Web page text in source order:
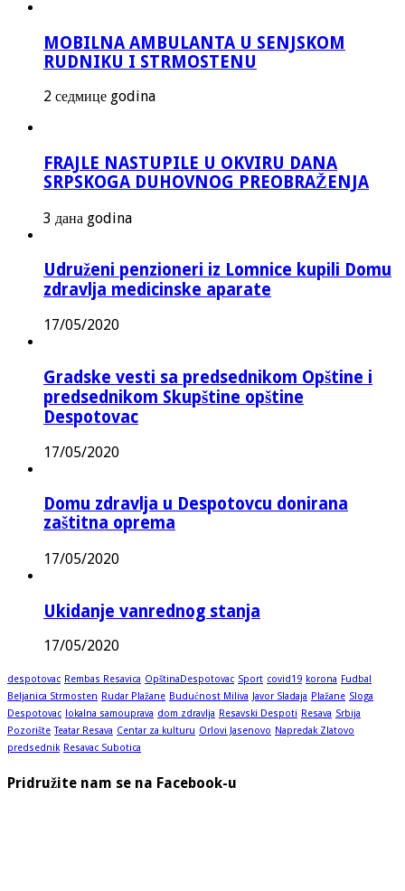
MOBILNA AMBULANTA U SENJSKOM
RUDNIKU I STRMOSTENU
2 седмице godina
FRAJLE NASTUPILE U OKVIRU DANA
SRPSKOGA DUHOVNOG PREOBRAŽENJA
3 дана godina
Udruženi penzioneri iz Lomnice kupili Domu
zdravlja medicinske aparate
17/05/2020
Gradske vesti sa predsednikom Opštine i
predsednikom Skupštine opštine
Despotovac
17/05/2020
Domu zdravlja u Despotovcu donirana
zaštitna oprema
17/05/2020
Ukidanje vanrednog stanja
17/05/2020
despotovac Rembas Resavica OpštinaDespotovac Sport covid19 korona Fudbal
Beljanica Strmosten Rudar Plažane Budućnost Miliva Javor Sladaja Plažane Sloga
Despotovac
lokalna samouprava dom zdravlja Resavski Despoti Resava Srbija
Pozorište Teatar Resava Centar za kulturu Orlovi Jasenovo Napredak Zlatovo
predsednik Resavac Subotica
Pridružite nam se na Facebook-u